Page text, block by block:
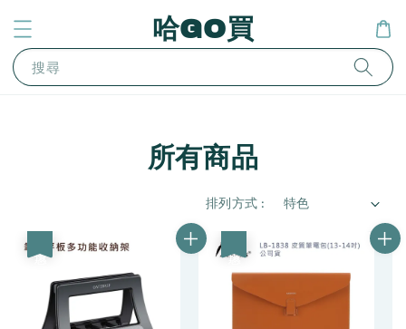
哈GO買
搜尋
所有商品
排列方式 :